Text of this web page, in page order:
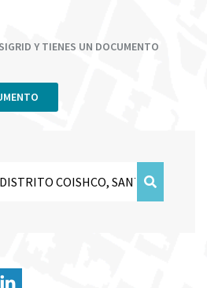
Y TIENES UN DOCUMENTO